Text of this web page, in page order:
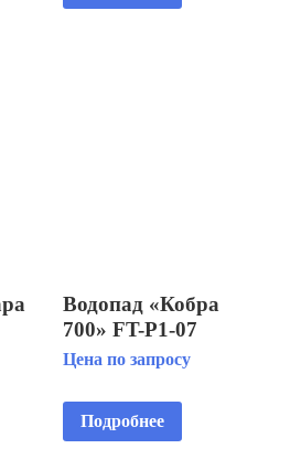
Водопад «Кобра
700» FT-Р1-07
Цена по запросу
Подробнее